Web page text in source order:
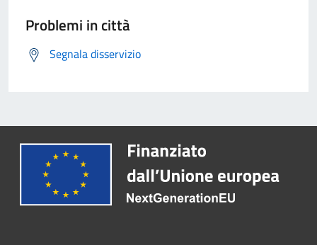
Problemi in città
Segnala disservizio